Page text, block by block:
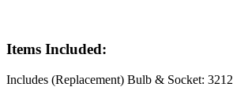
Items Included:
Includes (Replacement) Bulb & Socket: 3212